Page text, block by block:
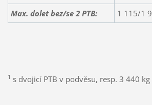
Max. dolet bez/se 2 PTB:
1 115/1
1 s dvojicí PTB v podvěsu, resp. 3 440 kg